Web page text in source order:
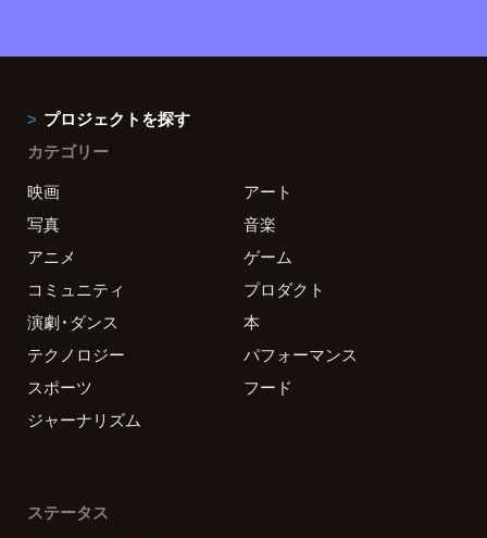
プロジェクトを探す
カテゴリー
映画
アート
写真
音楽
アニメ
ゲーム
コミュニティ
プロダクト
演劇・ダンス
本
テクノロジー
パフォーマンス
スポーツ
フード
ジャーナリズム
ステータス